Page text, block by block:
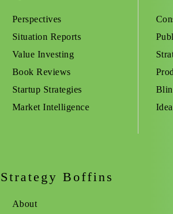
Perspectives
Situation Reports
Value Investing
Book Reviews
Startup Strategies
Market Intelligence
Strategy Boffins
About